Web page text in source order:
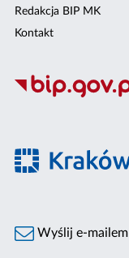
Redakcja BIP MK
Kontakt
Wyślij e-mailem